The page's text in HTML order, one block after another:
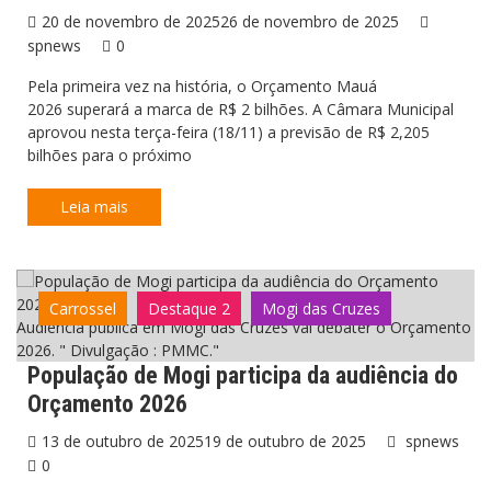
20 de novembro de 202526 de novembro de 2025
spnews
0
Pela primeira vez na história, o Orçamento Mauá
2026 superará a marca de R$ 2 bilhões. A Câmara Municipal
aprovou nesta terça-feira (18/11) a previsão de R$ 2,205
bilhões para o próximo
Leia mais
Audiência pública em Mogi das Cruzes vai debater o Orçamento
2026. " Divulgação : PMMC."
Carrossel Destaque 2 Mogi das Cruzes
População de Mogi participa da audiência do
Orçamento 2026
13 de outubro de 202519 de outubro de 2025
spnews
0